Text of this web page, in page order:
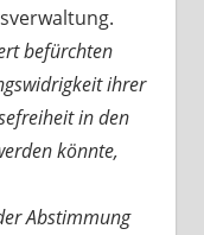
befürchten
ihrer
in den
könnte,
Abstimmung